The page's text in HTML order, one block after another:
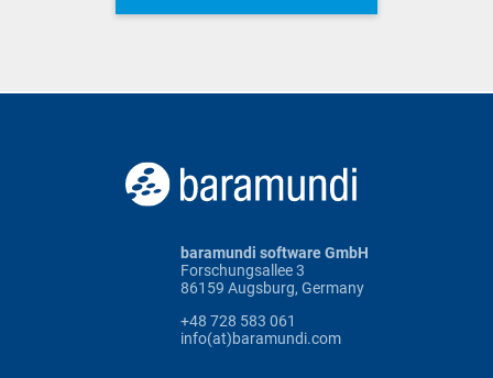
baramundi software GmbH
Forschungsallee 3
86159 Augsburg, Germany
+48 728 583 061
info(at)baramundi.com